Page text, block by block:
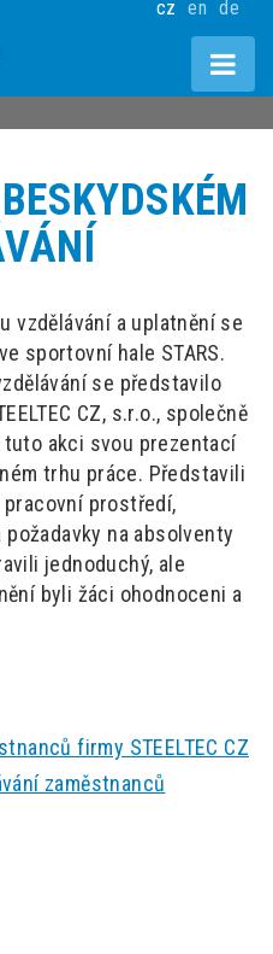
cz en de
vzdělávání a uplatnění se
sportovní hale STARS.
se představilo
CZ, s.r.o., společně
akci svou prezentací
trhu práce. Představili
prostředí,
na absolventy
jednoduchý, ale
byli žáci ohodnoceni a
firmy STEELTEC CZ
zaměstnanců